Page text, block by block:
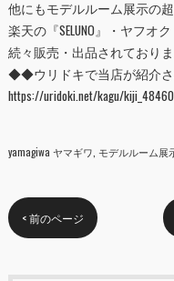
他にもモデルルーム展示の
楽天の『SELUNO』・ヤフオク
続々販売・出品されており
◆◆ウリドキで当店が紹介
https://uridoki.net/kagu/
yamagiwa ヤマギワ モデルルーム展
< 前のページ